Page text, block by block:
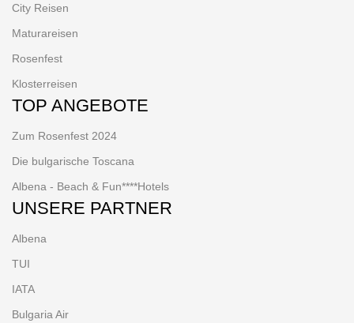
City Reisen
Maturareisen
Rosenfest
Klosterreisen
TOP ANGEBOTE
Zum Rosenfest 2024
Die bulgarische Toscana
Albena - Beach & Fun****Hotels
UNSERE PARTNER
Albena
TUI
IATA
Bulgaria Air